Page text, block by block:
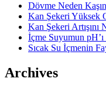
Dövme Neden
Kan Şekeri Yüksek
Kan Şekeri Artışını
İçme Suyumun
Sıcak Su İçmenin
Archives